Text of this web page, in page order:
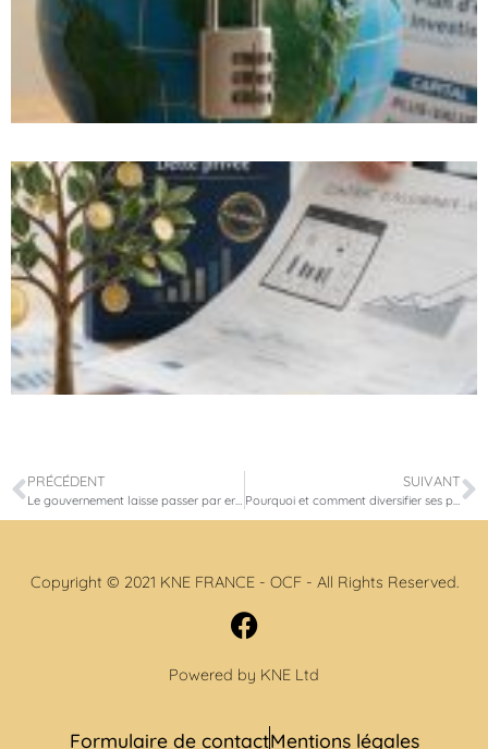
PRÉCÉDENT
Le gouvernement laisse passer par erreur une baisse plus forte de l’abattement fiscal pour les Airbnb
SUIVANT
Pourquoi et comment diversifier ses placements ?
Copyright © 2021 KNE FRANCE - OCF - All Rights Reserved.
Powered by KNE Ltd
Formulaire de contactMentions légales